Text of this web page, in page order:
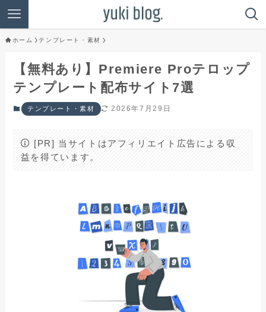
ホーム テンプレート・素材
【無料あり】Premiere Proテロップ
テンプレート配布サイト7選
テンプレート・素材 2026年7月29日
[PR] 当サイトはアフィリエイト広告による収
益を得ています。